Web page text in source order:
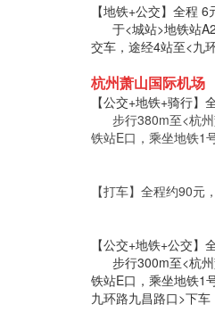
【地铁+公交】全程
于<城站>地铁站A2
交车，途经4站至<九
杭州萧山国际机场
【公交+地铁+骑行
步行380m至<杭州
铁站E口，乘坐地铁1
【打车】全程约90元
【公交+地铁+公交
步行300m至<杭州
铁站E口，乘坐地铁1
九环路九昌路口>下车